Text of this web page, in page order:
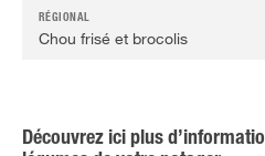
Chou frisé et brocolis
Découvrez ici plus